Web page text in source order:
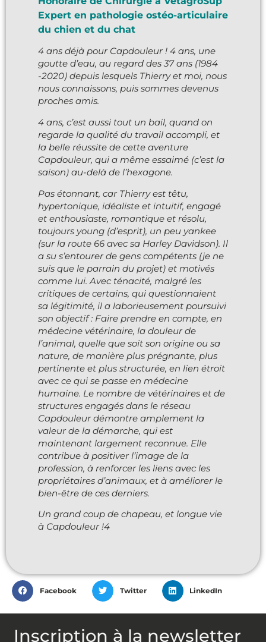
Expert en pathologie ostéo-articulaire
du chien et du chat
4 ans déjà pour Capdouleur ! 4 ans, une
goutte d’eau, au regard des 37 ans (1984
-2020) depuis lesquels Thierry et moi, nous
nous connaissons, puis sommes devenus
proches amis.
4 ans, c’est aussi tout un bail, quand on
regarde la qualité du travail accompli, et
la belle réussite de cette aventure
Capdouleur, qui a même essaimé (c’est la
saison) au-delà de l’hexagone.
Pas étonnant, car Thierry est têtu,
hypertonique, idéaliste et intuitif, engagé
et enthousiaste, romantique et résolu,
toujours young (d’esprit), un peu yankee
(sur la route 66 avec sa Harley Davidson). Il
a su s’entourer de gens compétents (je ne
suis que le parrain du projet) et motivés
comme lui. Avec ténacité, malgré les
critiques de certains, qui questionnaient
sa légitimité, il a laborieusement poursuivi
son objectif : Faire prendre en compte, en
médecine vétérinaire, la douleur de
l’animal, quelle que soit son origine ou sa
nature, de manière plus prégnante, plus
pertinente et plus structurée, en lien étroit
avec ce qui se passe en médecine
humaine. Le nombre de vétérinaires et de
structures engagés dans le réseau
Capdouleur démontre amplement la
valeur de la démarche, qui est
maintenant largement reconnue. Elle
contribue à positiver l’image de la
profession, à renforcer les liens avec les
propriétaires d’animaux, et à améliorer le
bien-être de ces derniers.
Un grand coup de chapeau, et longue vie
à Capdouleur !4
Facebook Twitter LinkedIn
Inscription à la newsletter